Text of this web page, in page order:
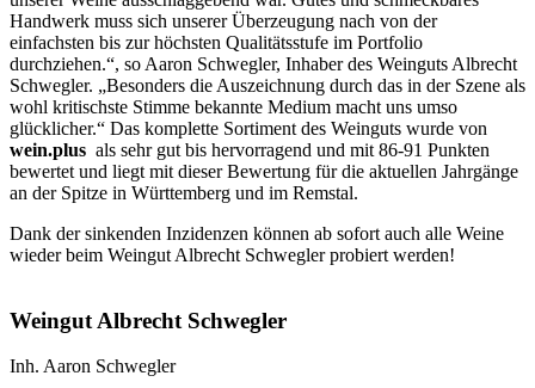
Handwerk muss sich unserer Überzeugung nach von der
einfachsten bis zur höchsten Qualitätsstufe im Portfolio
durchziehen.“, so Aaron Schwegler, Inhaber des Weinguts Albrecht
Schwegler. „Besonders die Auszeichnung durch das in der Szene als
wohl kritischste Stimme bekannte Medium macht uns umso
glücklicher.“ Das komplette Sortiment des Weinguts wurde von
wein.plus als sehr gut bis hervorragend und mit 86-91 Punkten
bewertet und liegt mit dieser Bewertung für die aktuellen Jahrgänge
an der Spitze in Württemberg und im Remstal.
Dank der sinkenden Inzidenzen können ab sofort auch alle Weine
wieder beim Weingut Albrecht Schwegler probiert werden!
Weingut Albrecht Schwegler
Inh. Aaron Schwegler